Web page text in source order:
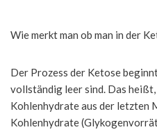
Wie merkt man ob man in der
Der Prozess der Ketose
vollständig leer sind. Das
Kohlenhydrate aus der letzten
Kohlenhydrate